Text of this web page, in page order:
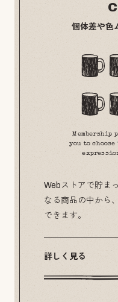
個体差や色
you to
Webストアで貯ま
なる商品の中から
できます。
詳しく見る